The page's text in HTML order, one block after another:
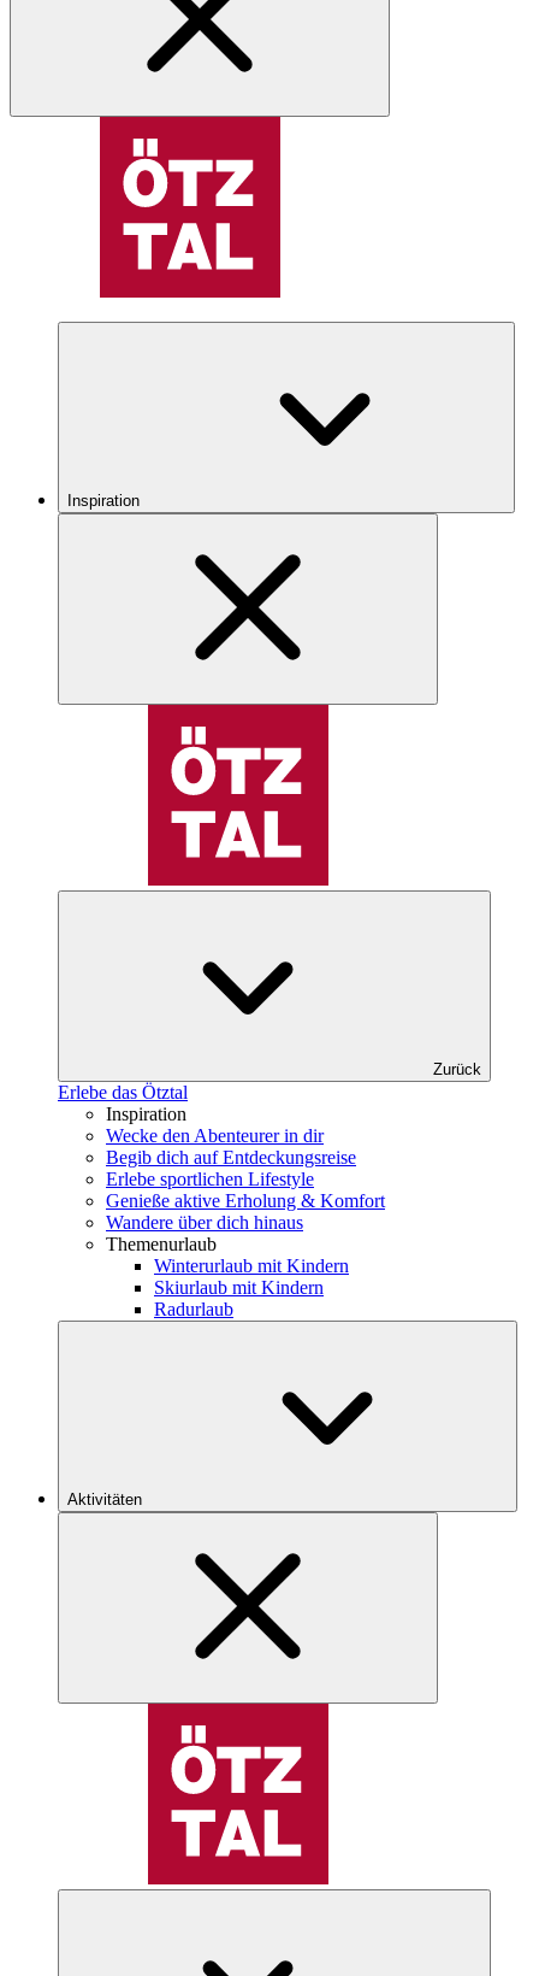
Inspiration
Zurück
Erlebe das Ötztal
Inspiration
Wecke den Abenteurer in dir
Begib dich auf Entdeckungsreise
Erlebe sportlichen Lifestyle
Genieße aktive Erholung & Komfort
Wandere über dich hinaus
Themenurlaub
Winterurlaub mit Kindern
Skiurlaub mit Kindern
Radurlaub
Aktivitäten